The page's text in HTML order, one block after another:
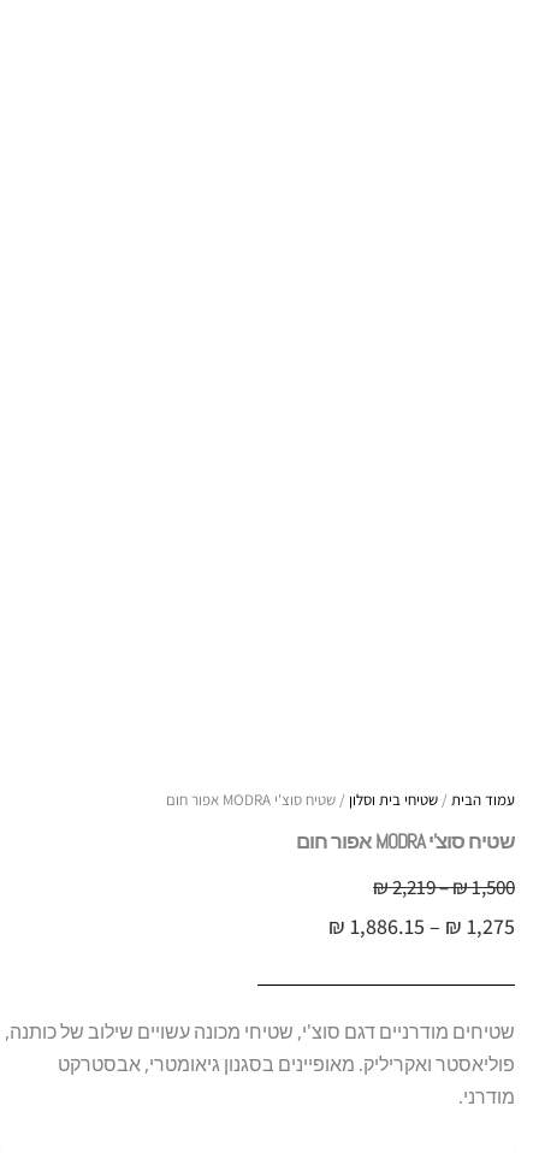
עמוד הבית / שטיחי בית וסלון / שטיח סוצ'י MODRA אפור חום
שטיח סוצ'י MODRA אפור חום
₪1,500
–
₪2,219 טווח
מחירים:
₪ 1,275
–
₪ 1,886.15
שטיחים מודרניים דגם סוצ'י, שטיחי מכונה עשויים שילוב של כותנה,
פוליאסטר ואקריליק. מאופיינים בסגנון גיאומטרי, אבסטרקט
מודרני.